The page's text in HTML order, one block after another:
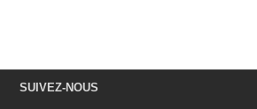
SUIVEZ-NOUS